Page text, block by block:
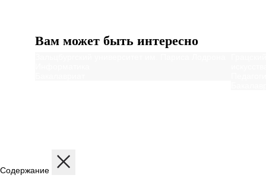
Вам может быть интересно
Содержание